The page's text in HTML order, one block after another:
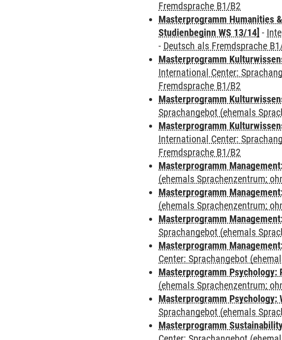
Fremdsprache B1/B2
Masterprogramm Humanities
Studienbeginn WS 13/14] -
- Deutsch als Fremdsprache
Masterprogramm
International Center:
Fremdsprache B1/B2
Masterprogramm
Sprachangebot (ehemals
Masterprogramm
International Center:
Fremdsprache B1/B2
Masterprogramm
(ehemals Sprachenzentrum;
Masterprogramm
(ehemals Sprachenzentrum;
Masterprogramm
Sprachangebot (ehemals
Masterprogramm
Center: Sprachangebot
Masterprogramm
(ehemals Sprachenzentrum;
Masterprogramm Psychology:
Sprachangebot (ehemals
Masterprogramm